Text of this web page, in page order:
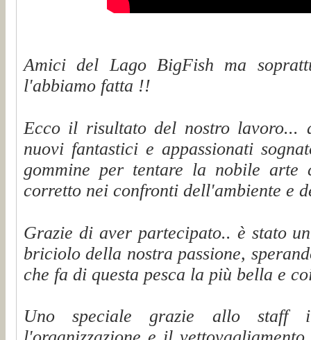
Amici del Lago BigFish ma
l'abbiamo fatta !!
Ecco il risultato del nostro
nuovi fantastici e appassionati
gommine per tentare la nobile
corretto nei confronti dell'ambiente e
Grazie di aver partecipato.. è stato
briciolo della nostra passione,
che fa di questa pesca la più bella e
Uno speciale grazie allo staff